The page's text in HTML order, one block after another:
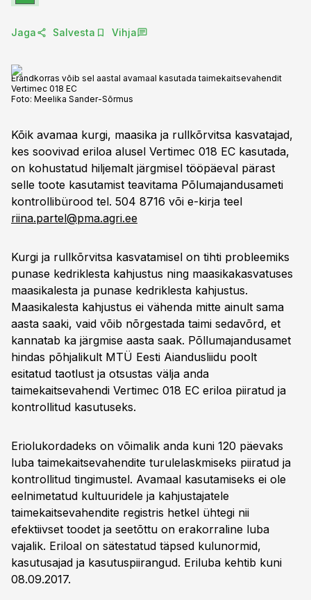
Jaga Salvesta Vihja
Erandkorras võib sel aastal avamaal kasutada taimekaitsevahendit
Vertimec 018 EC
Foto: Meelika Sander-Sõrmus
Kõik avamaa kurgi, maasika ja rullkõrvitsa kasvatajad,
kes soovivad eriloa alusel Vertimec 018 EC kasutada,
on kohustatud hiljemalt järgmisel tööpäeval pärast
selle toote kasutamist teavitama Põlumajandusameti
kontrollibürood tel. 504 8716 või e-kirja teel
riina.partel@pma.agri.ee
Kurgi ja rullkõrvitsa kasvatamisel on tihti probleemiks
punase kedriklesta kahjustus ning maasikakasvatuses
maasikalesta ja punase kedriklesta kahjustus.
Maasikalesta kahjustus ei vähenda mitte ainult sama
aasta saaki, vaid võib nõrgestada taimi sedavõrd, et
kannatab ka järgmise aasta saak. Põllumajandusamet
hindas põhjalikult MTÜ Eesti Aiandusliidu poolt
esitatud taotlust ja otsustas välja anda
taimekaitsevahendi Vertimec 018 EC eriloa piiratud ja
kontrollitud kasutuseks.
Eriolukordadeks on võimalik anda kuni 120 päevaks
luba taimekaitsevahendite turulelaskmiseks piiratud ja
kontrollitud tingimustel. Avamaal kasutamiseks ei ole
eelnimetatud kultuuridele ja kahjustajatele
taimekaitsevahendite registris hetkel ühtegi nii
efektiivset toodet ja seetõttu on erakorraline luba
vajalik. Eriloal on sätestatud täpsed kulunormid,
kasutusajad ja kasutuspiirangud. Eriluba kehtib kuni
08.09.2017.